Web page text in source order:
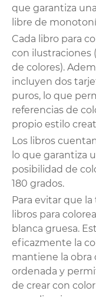
que garantiza
libre de
Cada libro para
con ilustraciones
de colores).
incluyen dos
puros, lo que
referencias de
propio estilo
Los libros
lo que garantiza
posibilidad de
180 grados.
Para evitar que la
libros para
blanca gruesa.
eficazmente la
mantiene la obra
ordenada y
de crear con